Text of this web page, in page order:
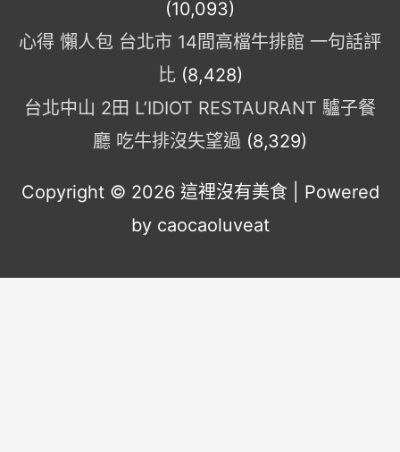
(10,093)
心得 懶人包 台北市 14間高檔牛排館 一句話評
比 (8,428)
台北中山 2田 L’IDIOT RESTAURANT 驢子餐
廳 吃牛排沒失望過 (8,329)
Copyright © 2026 這裡沒有美食 | Powered
by caocaoluveat